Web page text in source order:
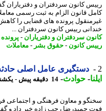
کانون سردفتران و دفتریاران گفت:
قانون الزام به ثبت رسمی معاملات
پرونده های قضایی را کاهش می
رییس کانون سردفتران ...
سردفتران و دفتریاران- پرونده
کانون-حقوق بشر -معاملات
دستگیری عامل اصلی حادثه
-حوادث -14 دقیقه پیش - یکشنبه 18 مرداد 1405، 11:30
و معاون فرهنگی و اجتماعی فراجا
حمیدرضا رجب زاده خبر داد و گفت: